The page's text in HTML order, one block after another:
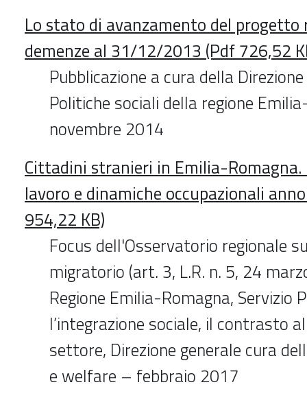
Lo stato di avanzamento del progetto
demenze al 31/12/2013 (Pdf 726,52
Pubblicazione a cura della
Politiche sociali della regione
novembre 2014
Cittadini stranieri in Emilia-
lavoro e dinamiche occupazionali
954,22 KB)
Focus dell'Osservatorio regionale
migratorio (art. 3, L.R. n. 5, 24
Regione Emilia-Romagna, Servizio
l’integrazione sociale, il contrasto
settore, Direzione generale cura
e welfare – febbraio 2017